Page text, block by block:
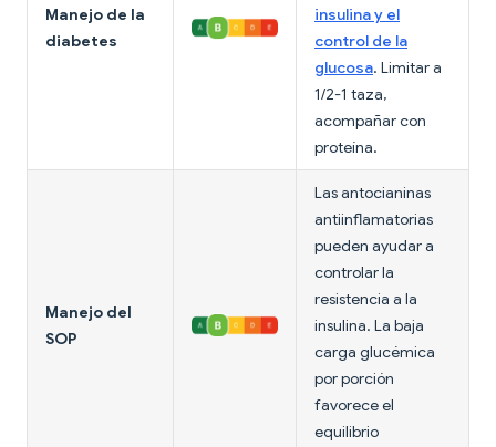
Manejo de la
diabetes
insulina y el
control de la
glucosa. Limitar a
1/2-1 taza,
acompañar con
proteína.
Manejo del
SOP
Las antocianinas
antiinflamatorias
pueden ayudar a
controlar la
resistencia a la
insulina. La baja
carga glucémica
por porción
favorece el
equilibrio